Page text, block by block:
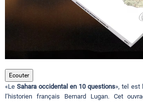
Hotels
Evenements
Ecouter
«LeSahara occidental en 10 questions», tel est
l’historien français Bernard Lugan. Cet